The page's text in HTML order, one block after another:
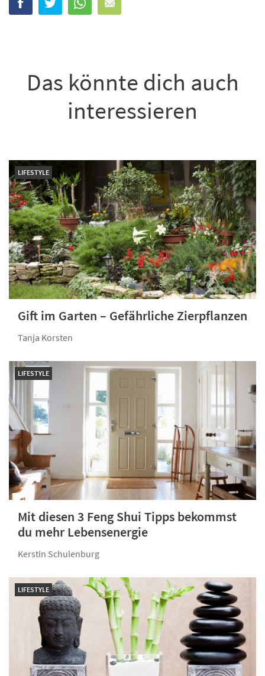
Das könnte dich auch
interessieren
LIFESTYLE
Gift im Garten – Gefähr­liche Zierpflanzen
Tanja Korsten
LIFESTYLE
Mit diesen 3 Feng Shui Tipps bekommst
du mehr Lebensenergie
Kerstin Schulenburg
LIFESTYLE